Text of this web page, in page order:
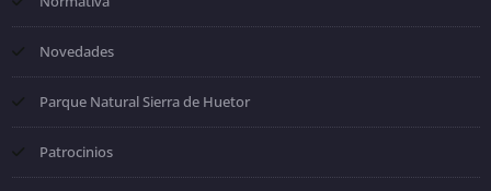
Novedades
Parque Natural Sierra de Huetor
Patrocinios